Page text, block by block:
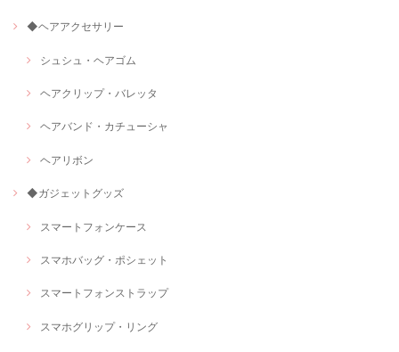
◆ヘアアクセサリー
シュシュ・ヘアゴム
ヘアクリップ・バレッタ
ヘアバンド・カチューシャ
ヘアリボン
◆ガジェットグッズ
スマートフォンケース
スマホバッグ・ポシェット
スマートフォンストラップ
スマホグリップ・リング